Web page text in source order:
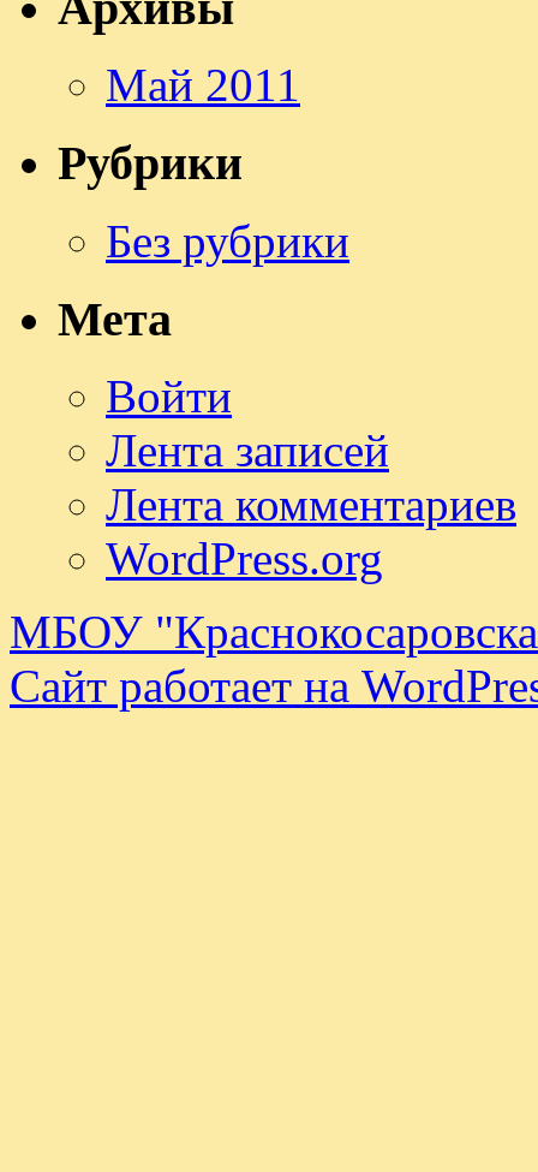
Май 2011
Рубрики
Без рубрики
Мета
Войти
Лента записей
Лента комментариев
WordPress.org
МБОУ
Сайт работает на